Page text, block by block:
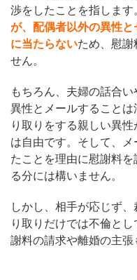
渉をしたことを指します
が、配偶者以外の異性
に当たらないため、慰謝
せん。
もちろん、夫婦の話合
異性とメールすること
り取りをする親しい異
は自由です。そして、
たことを理由に慰謝料
る分には構いません。
しかし、相手が応じず
り取りだけでは不倫と
謝料の請求や離婚の主張